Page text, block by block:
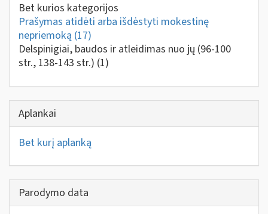
Bet kurios kategorijos
Prašymas atidėti arba išdėstyti mokestinę
nepriemoką (17)
Delspinigiai, baudos ir atleidimas nuo jų (96-100
str., 138-143 str.) (1)
Aplankai
Bet kurį aplanką
Parodymo data